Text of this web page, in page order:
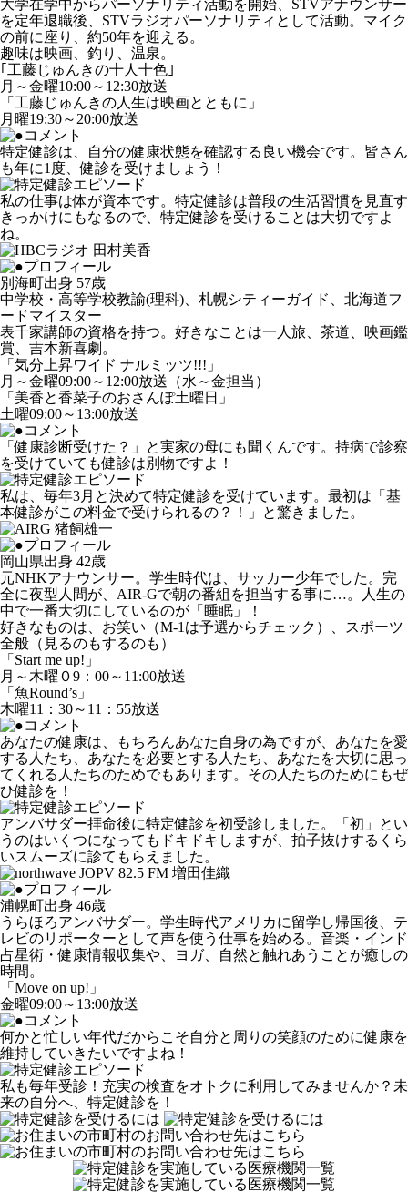
大学在学中からパーソナリティ活動を開始、STVアナウンサー
を定年退職後、STVラジオパーソナリティとして活動。マイク
の前に座り、約50年を迎える。
趣味は映画、釣り、温泉。
｢工藤じゅんきの十人十色｣
月～金曜10:00～12:30放送
「工藤じゅんきの人生は映画とともに」
月曜19:30～20:00放送
特定健診は、自分の健康状態を確認する良い機会です。皆さん
も年に1度、健診を受けましょう！
私の仕事は体が資本です。特定健診は普段の生活習慣を見直す
きっかけにもなるので、特定健診を受けることは大切ですよ
ね。
別海町出身 57歳
中学校・高等学校教諭(理科)、札幌シティーガイド、北海道フ
ードマイスター
表千家講師の資格を持つ。好きなことは一人旅、茶道、映画鑑
賞、吉本新喜劇。
「気分上昇ワイド ナルミッツ!!!」
月～金曜09:00～12:00放送（水～金担当）
「美香と香菜子のおさんぽ土曜日」
土曜09:00～13:00放送
「健康診断受けた？」と実家の母にも聞くんです。持病で診察
を受けていても健診は別物ですよ！
私は、毎年3月と決めて特定健診を受けています。最初は「基
本健診がこの料金で受けられるの？！」と驚きました。
岡山県出身 42歳
元NHKアナウンサー。学生時代は、サッカー少年でした。完
全に夜型人間が、AIR-Gで朝の番組を担当する事に…。人生の
中で一番大切にしているのが「睡眠」！
好きなものは、お笑い（M-1は予選からチェック）、スポーツ
全般（見るのもするのも）
「Start me up!」
月～木曜０9：00～11:00放送
「魚Round’s」
木曜11：30～11：55放送
あなたの健康は、もちろんあなた自身の為ですが、あなたを愛
する人たち、あなたを必要とする人たち、あなたを大切に思っ
てくれる人たちのためでもあります。その人たちのためにもぜ
ひ健診を！
アンバサダー拝命後に特定健診を初受診しました。「初」とい
うのはいくつになってもドキドキしますが、拍子抜けするくら
いスムーズに診てもらえました。
浦幌町出身 46歳
うらほろアンバサダー。学生時代アメリカに留学し帰国後、テ
レビのリポーターとして声を使う仕事を始める。音楽・インド
占星術・健康情報収集や、ヨガ、自然と触れあうことが癒しの
時間。
「Move on up!」
金曜09:00～13:00放送
何かと忙しい年代だからこそ自分と周りの笑顔のために健康を
維持していきたいですよね！
私も毎年受診！充実の検査をオトクに利用してみませんか？未
来の自分へ、特定健診を！